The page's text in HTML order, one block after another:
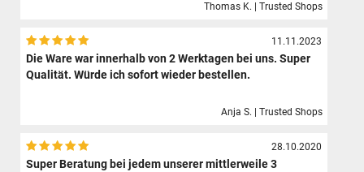
Thomas K. | Trusted Shops
11.11.2023
Die Ware war innerhalb von 2 Werktagen bei uns. Super
Qualität. Würde ich sofort wieder bestellen.
Anja S. | Trusted Shops
28.10.2020
Super Beratung bei jedem unserer mittlerweile 3